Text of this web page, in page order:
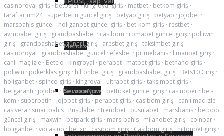
Mendix
ServiceNow
casinoroyal giriş · betosfer·kingroyal giriş · matbet · betkom giriş ·
taraftarium24 · superbetin güncel giriş · betyap giriş · betyap · jojobet ·
marsbahis güncel · holiganbet güncel giriş · bet-kom giriş · restbet ·
avrupabet giriş · grandpashabet · casibom · romabet güncel giriş · poliiwin
giriş · grandpashabet güncel giriş · aresbet giriş · taksimbet giriş ·
casinoroyal · grandpashabet güncel · efesbet · primebahis · limanbet giriş ·
canlı maç izle · Betcio · kingroyal · perabet · matbet giriş · betnano giriş ·
poliwin · pokerklas giriş · hiltonbet giriş · grandpashabet giriş · Bets10 Giriş ·
holiganbet · spinco giriş · kingroyal · ultrabet giriş · taksimbet giriş ·
betgaranti · jojobet · betwoon giriş · betticket güncel giriş · casinoper · bet-
kom · superbetin · jojobet giriş · perabet giriş · casibom giriş · canlı maç izle ·
casivera · smartbahis · Pusulabet · trendbet · pusulabet · marsbahis · betboo
güncel giriş · maxwin · betpark giriş · mars-bahis · milanobet giriş · coinbar ·
holiganbet · vdcasino · betixir · casibom giriş · Casibom giriş · hiltonbet giriş ·